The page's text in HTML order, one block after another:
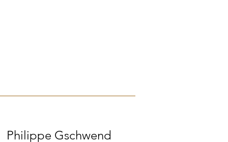
Philippe Gschwend